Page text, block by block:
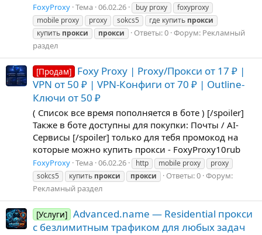
FoxyProxy Тема 06.02.26 buy proxy
foxyproxy
mobile proxy
proxy sokcs5 где купить прокси
купить прокси прокси Ответы: 0 Форум: Рекламный
раздел
[Продам] Foxy Proxy | Proxy/Прокси от 17 ₽ |
VPN от 50 ₽ | VPN-Конфиги от 70 ₽ | Outline-
Ключи от 50 ₽
( Cписок все время пополняется в боте ) [/spoiler]
Также в боте доступны для покупки: Почты / AI-
Сервисы [/spoiler] только для тебя промокод на
которые можно купить прокси - FoxyProxy10rub
FoxyProxy Тема 06.02.26 http mobile proxy
proxy
sokcs5
купить прокси прокси Ответы: 0 Форум:
Рекламный раздел
[Услуги] Advanced.name — Residential прокси
с безлимитным трафиком для любых задач